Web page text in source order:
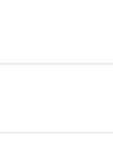
鮮的海鮮料理以
京烤鴨、蟹肉炒
高品質的食材贏
Hotel，即
菜，盡享優雅用